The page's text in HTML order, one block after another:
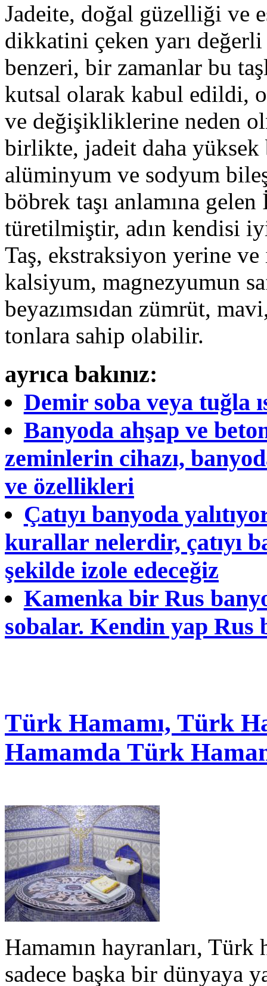
Jadeite, doğal güzelliği ve
dikkatini çeken yarı
benzeri, bir zamanlar bu
kutsal olarak kabul edildi,
ve değişikliklerine neden
birlikte, jadeit daha
alüminyum ve sodyum
böbrek taşı anlamına
türetilmiştir, adın kendisi
Taş, ekstraksiyon yerine
kalsiyum, magnezyumun
beyazımsıdan zümrüt,
tonlara sahip olabilir.
ayrıca bakınız:
Demir soba veya tuğla
Banyoda ahşap ve
zeminlerin cihazı,
ve özellikleri
Çatıyı banyoda
kurallar nelerdir, çatıyı
şekilde izole edeceğiz
Kamenka bir Rus
sobalar. Kendin yap Rus
Türk Hamamı, Türk
Hamamda Türk
Hamamın hayranları, Türk
sadece başka bir dünyaya